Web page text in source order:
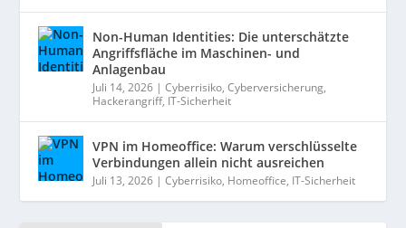
Non-Human Identities: Die unterschätzte
Angriffsfläche im Maschinen- und
Anlagenbau
Juli 14, 2026 |Cyberrisiko,Cyberversicherung,
Hackerangriff, IT-Sicherheit
VPN im Homeoffice: Warum verschlüsselte
Verbindungen allein nicht ausreichen
Juli 13, 2026 |Cyberrisiko, Homeoffice, IT-Sicherheit